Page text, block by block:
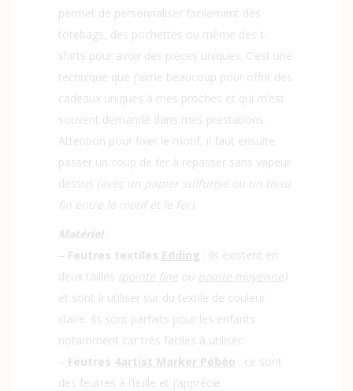
permet de personnaliser facilement des
totebags, des pochettes ou même des t-
shirts pour avoir des pièces uniques. C’est une
technique que j’aime beaucoup pour offrir des
cadeaux uniques à mes proches et qui m’est
souvent demandé dans mes prestations.
Attention pour fixer le motif, il faut ensuite
passer un coup de fer à repasser sans vapeur
dessus (avec un papier sulfurisé ou un tissu
fin entre le motif et le fer).
Matériel:
– Feutres textiles Edding
: ils existent en
deux tailles (pointe fine ou pointe moyenne)
et sont à utiliser sur du textile de couleur
claire. Ils sont parfaits pour les enfants
notamment car très faciles à utiliser.
– Feutres 4artist Marker Pébéo : ce sont
des feutres à l’huile et j’apprécie